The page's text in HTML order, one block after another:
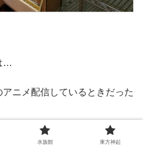
…
ニメ配信しているときだった
水族館 東方神起